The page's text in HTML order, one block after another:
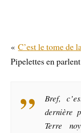
«C’est le tome de
Pipelettes en
Bref,
dernière
Terre